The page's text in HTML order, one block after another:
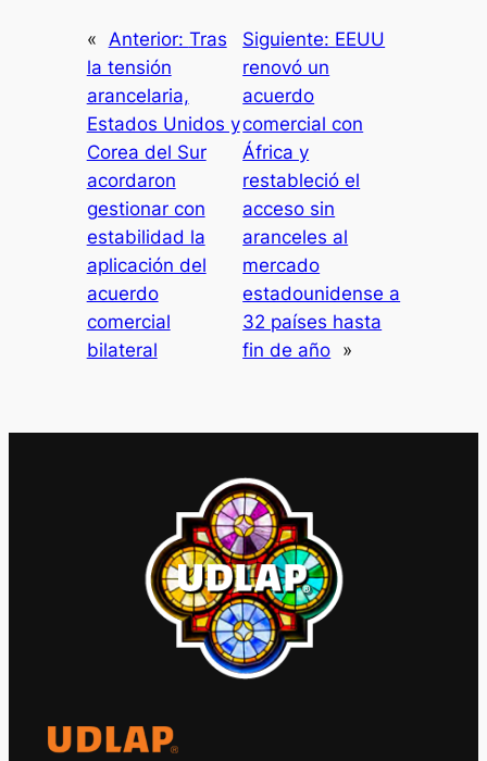
« Anterior: Tras
la tensión
arancelaria,
Estados Unidos y
Corea del Sur
acordaron
gestionar con
estabilidad la
aplicación del
acuerdo
comercial
bilateral
Siguiente: EEUU
renovó un
acuerdo
comercial con
África y
restableció el
acceso sin
aranceles al
mercado
estadounidense a
32 países hasta
fin de año »